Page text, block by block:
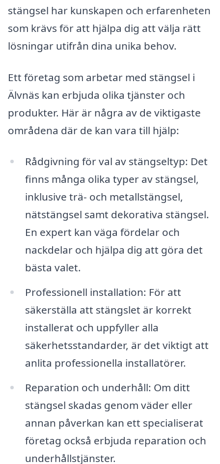
stängsel har kunskapen och erfarenheten
som krävs för att hjälpa dig att välja rätt
lösningar utifrån dina unika behov.
Ett företag som arbetar med stängsel i
Älvnäs kan erbjuda olika tjänster och
produkter. Här är några av de viktigaste
områdena där de kan vara till hjälp:
Rådgivning för val av stängseltyp: Det
finns många olika typer av stängsel,
inklusive trä- och metallstängsel,
nätstängsel samt dekorativa stängsel.
En expert kan väga fördelar och
nackdelar och hjälpa dig att göra det
bästa valet.
Professionell installation: För att
säkerställa att stängslet är korrekt
installerat och uppfyller alla
säkerhetsstandarder, är det viktigt att
anlita professionella installatörer.
Reparation och underhåll: Om ditt
stängsel skadas genom väder eller
annan påverkan kan ett specialiserat
företag också erbjuda reparation och
underhållstjänster.